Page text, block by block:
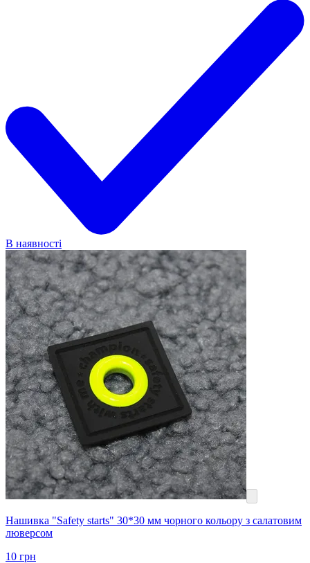
В наявності
Нашивка "Safety starts" 30*30 мм чорного кольору з салатовим
люверсом
10 грн